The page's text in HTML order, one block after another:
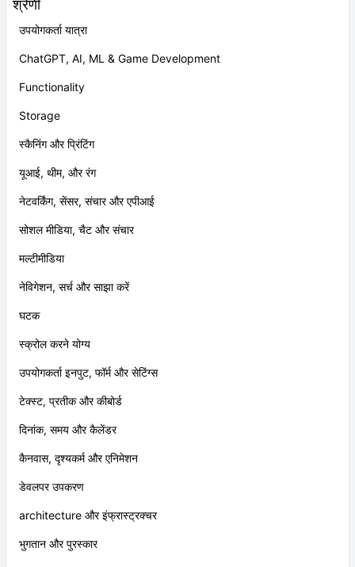
श्रेणी
उपयोगकर्ता यात्रा
ChatGPT, AI, ML & Game Development
Functionality
Storage
स्कैनिंग और प्रिंटिंग
यूआई, थीम, और रंग
नेटवर्किंग, सेंसर, संचार और एपीआई
सोशल मीडिया, चैट और संचार
मल्टीमीडिया
नेविगेशन, सर्च और साझा करें
घटक
स्क्रोल करने योग्य
उपयोगकर्ता इनपुट, फॉर्म और सेटिंग्स
टेक्स्ट, प्रतीक और कीबोर्ड
दिनांक, समय और कैलेंडर
कैनवास, दृश्यकर्म और एनिमेशन
डेवलपर उपकरण
architecture और इंफ्रास्ट्रक्चर
भुगतान और पुरस्कार